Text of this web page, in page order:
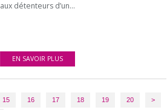
aux détenteurs d’un...
EN SAVOIR PLUS
15 16 17 18 19 20 >